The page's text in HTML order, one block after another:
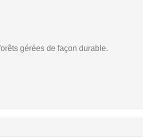
gérées de façon durable.